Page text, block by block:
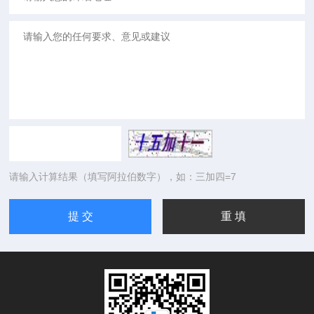
请输入计算结果（填写阿拉伯数字），如：三加四=7